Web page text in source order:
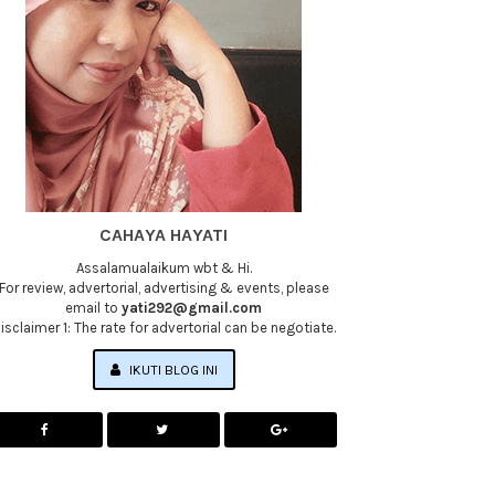
CAHAYA HAYATI
Assalamualaikum wbt & Hi.
review, advertorial, advertising & events, please
email toyati292@gmail.com
1: The rate for advertorial can be negotiate.
IKUTI BLOG INI